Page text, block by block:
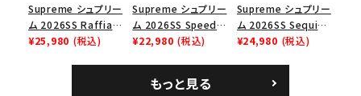
Supreme シュプリー
ム 2026SS Raffia
Mesh Back 5-Panel
¥25,980 (税込)
Supreme シュプリー
ム 2026SS Speed
Tee スピードTシャツ
¥22,980 (税込)
Supreme シュプリー
ム 2026SS Sequin
Denim Classic
シックロゴ 6パネルキ
¥24,980 (税込)
もっと見る